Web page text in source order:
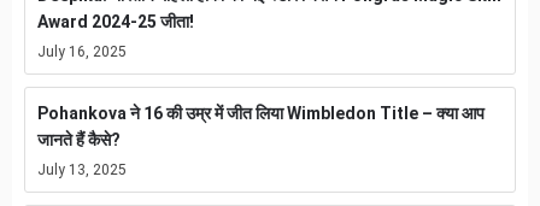
Award 2024-25 जीता!
July 16, 2025
Pohankova ने 16 की उम्र में जीत लिया Wimbledon Title – क्या आप
जानते हैं कैसे?
July 13, 2025